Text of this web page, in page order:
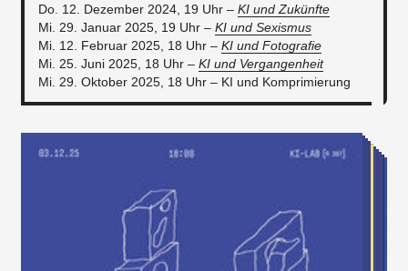
Do. 12. Dezember 2024, 19 Uhr – KI und Zukünfte
Mi. 29. Januar 2025, 19 Uhr – KI und Sexismus
Mi. 12. Februar 2025, 18 Uhr – KI und Fotografie
Mi. 25. Juni 2025, 18 Uhr – KI und Vergangenheit
Mi. 29. Oktober 2025, 18 Uhr – KI und Komprimierung